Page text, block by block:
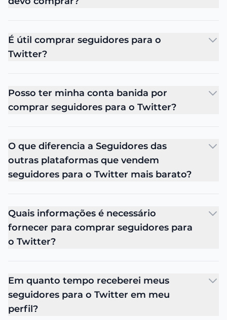
É útil comprar seguidores para o
Twitter?
Posso ter minha conta banida por
comprar seguidores para o Twitter?
O que diferencia a Seguidores das
outras plataformas que vendem
seguidores para o Twitter mais barato?
Quais informações é necessário
fornecer para comprar seguidores para
o Twitter?
Em quanto tempo receberei meus
seguidores para o Twitter em meu
perfil?